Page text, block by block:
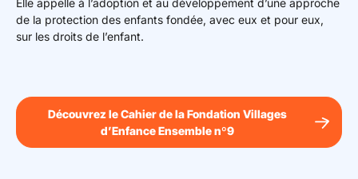
Elle appelle à l’adoption et au développement d’une approche
de la protection des enfants fondée, avec eux et pour eux,
sur les droits de l’enfant.
Découvrez le Cahier de la Fondation Villages
d’Enfance Ensemble nº9